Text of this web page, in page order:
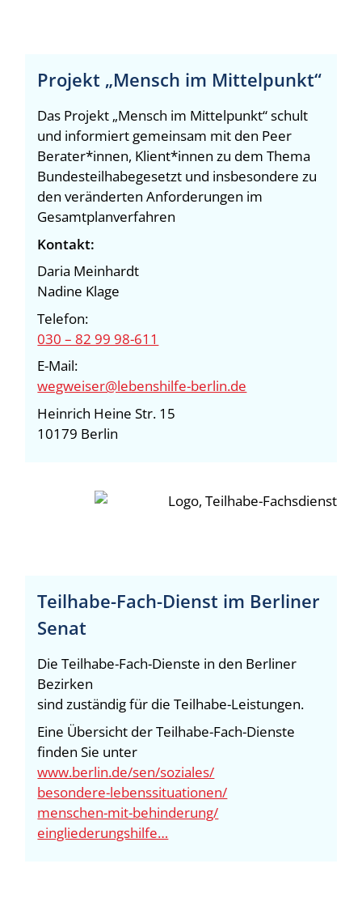
Projekt „Mensch im Mittelpunkt“
Das Projekt „Mensch im Mittelpunkt“ schult
und informiert gemeinsam mit den Peer
Berater*innen, Klient*innen zu dem Thema
Bundesteilhabegesetzt und insbesondere zu
den veränderten Anforderungen im
Gesamtplanverfahren
Kontakt:
Daria Meinhardt
Nadine Klage
Telefon:
030 – 82 99 98-611
E-Mail:
wegweiser@lebenshilfe-berlin.de
Heinrich Heine Str. 15
10179 Berlin
Teilhabe-Fach-Dienst im Berliner
Senat
Die Teilhabe-Fach-Dienste in den Berliner
Bezirken
sind zuständig für die Teilhabe-Leistungen.
Eine Übersicht der Teilhabe-Fach-Dienste
finden Sie unter
www.berlin.de/sen/soziales/
besondere-lebenssituationen/
menschen-mit-behinderung/
eingliederungshilfe…